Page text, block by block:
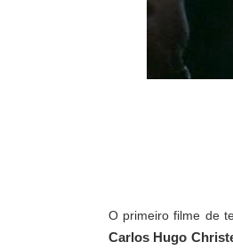
O primeiro filme de
Carlos Hugo